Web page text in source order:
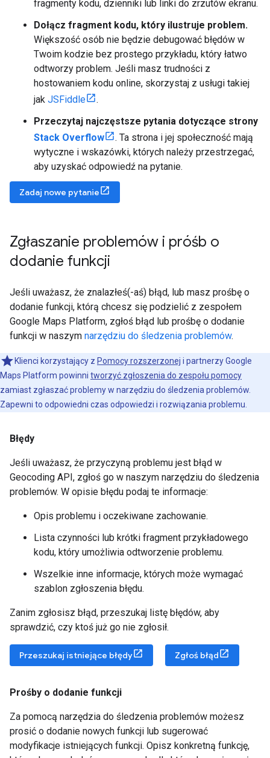
fragmenty kodu, dzienniki lub linki do zrzutów ekranu.
Dołącz fragment kodu, który ilustruje problem.
Większość osób nie będzie debugować błędów w
Twoim kodzie bez prostego przykładu, który łatwo
odtworzy problem. Jeśli masz trudności z
hostowaniem kodu online, skorzystaj z usługi takiej
jak JSFiddle
.
Przeczytaj najczęstsze pytania dotyczące strony
Stack Overflow
. Ta strona i jej społeczność mają
wytyczne i wskazówki, których należy przestrzegać,
aby uzyskać odpowiedź na pytanie.
Zadaj nowe pytanie
Zgłaszanie problemów i próśb o
dodanie funkcji
Jeśli uważasz, że znalazłeś(-aś) błąd, lub masz prośbę o
dodanie funkcji, którą chcesz się podzielić z zespołem
Google Maps Platform, zgłoś błąd lub prośbę o dodanie
funkcji w naszym narzędziu do śledzenia problemów.
Klienci korzystający z Pomocy rozszerzonej i partnerzy Google
Maps Platform powinni tworzyć zgłoszenia do zespołu pomocy
zamiast zgłaszać problemy w narzędziu do śledzenia problemów.
Zapewni to odpowiedni czas odpowiedzi i rozwiązania problemu.
Błędy
Jeśli uważasz, że przyczyną problemu jest błąd w
Geocoding API, zgłoś go w naszym narzędziu do śledzenia
problemów. W opisie błędu podaj te informacje:
Opis problemu i oczekiwane zachowanie.
Lista czynności lub krótki fragment przykładowego
kodu, który umożliwia odtworzenie problemu.
Wszelkie inne informacje, których może wymagać
szablon zgłoszenia błędu.
Zanim zgłosisz błąd, przeszukaj listę błędów, aby
sprawdzić, czy ktoś już go nie zgłosił.
Przeszukaj istniejące błędy Zgłoś błąd
Prośby o dodanie funkcji
Za pomocą narzędzia do śledzenia problemów możesz
prosić o dodanie nowych funkcji lub sugerować
modyfikacje istniejących funkcji. Opisz konkretną funkcję,